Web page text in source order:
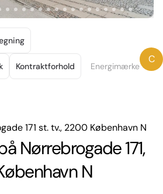
Kontraktforhold Energimærke
C
171 st. tv., 2200 København N
Nørrebrogade 171,
N